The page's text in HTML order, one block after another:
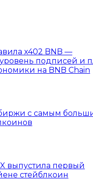
x402 BNB —
подписей и
на BNB Chain
с самым
выпустила первый
стейблкоин